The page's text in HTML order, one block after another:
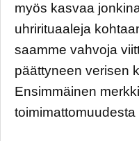
myös kasvaa
uhrirituaaleja
saamme vahvoja
päättyneen verisen
Ensimmäinen